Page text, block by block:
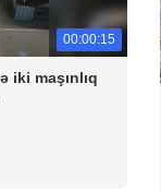
00:00:15
iki maşınlıq